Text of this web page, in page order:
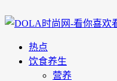
热点
饮食养生
营养